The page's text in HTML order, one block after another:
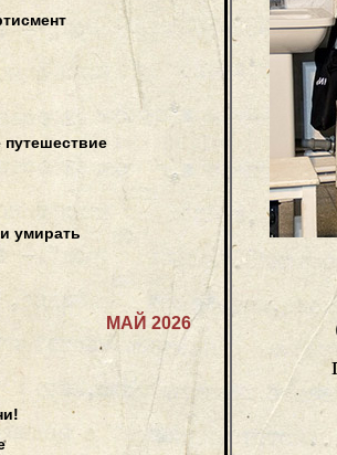
путешествие
умирать
МАЙ 2026